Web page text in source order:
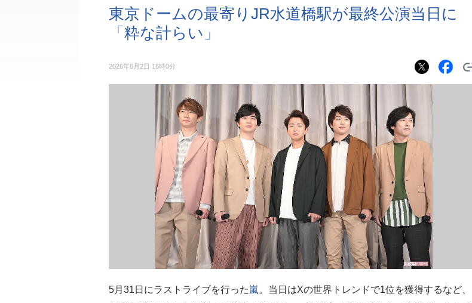
東京ドームの最寄りJR水道橋駅が最終公演当日に
「粋な計らい」
2026年6月2日 16時0分
5月31日にラストライブを行った 嵐 。当日はXの世界トレンドで1位を獲得するなど、